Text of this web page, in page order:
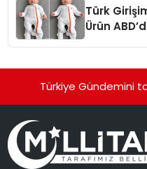
Türk
Ürün
Türkiye Gündemini